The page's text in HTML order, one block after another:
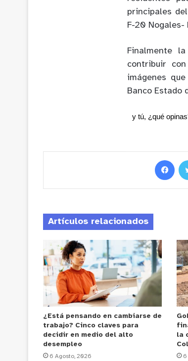
principales
F-20 Nogales-
Finalmente
contribuir
imágenes
Banco Estado
y tú, ¿qué
Artículos relacionados
¿Está pensando en cambiarse de
trabajo? Cinco claves para
decidir en medio del alto
desempleo
6 Agosto, 2026
la
6